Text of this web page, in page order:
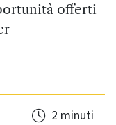
offerti
2 minuti